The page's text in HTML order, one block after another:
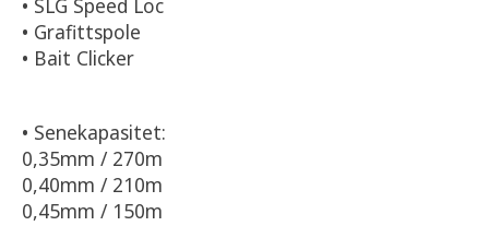
• SLG Speed Loc
• Grafittspole
• Bait Clicker
• Senekapasitet:
0,35mm / 270m
0,40mm / 210m
0,45mm / 150m